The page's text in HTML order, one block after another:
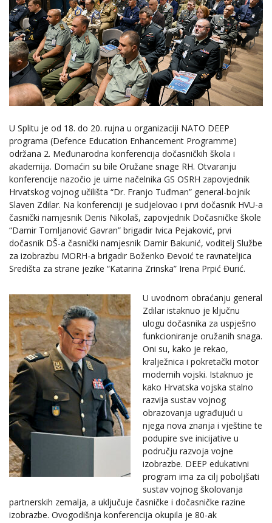
U Splitu je od 18. do 20. rujna u organizaciji NATO DEEP
programa (Defence Education Enhancement Programme)
održana 2. Međunarodna konferencija dočasničkih škola i
akademija. Domaćin su bile Oružane snage RH. Otvaranju
konferencije nazočio je uime načelnika GS OSRH zapovjednik
Hrvatskog vojnog učilišta “Dr. Franjo Tuđman” general-bojnik
Slaven Zdilar. Na konferenciji je sudjelovao i prvi dočasnik HVU-a
časnički namjesnik Denis Nikolaš, zapovjednik Dočasničke škole
“Damir Tomljanović Gavran” brigadir Ivica Pejaković, prvi
dočasnik DŠ-a časnički namjesnik Damir Bakunić, voditelj Službe
za izobrazbu MORH-a brigadir Boženko Đevoić te ravnateljica
Središta za strane jezike “Katarina Zrinska” Irena Prpić Đurić.
U uvodnom obraćanju general
Zdilar istaknuo je ključnu
ulogu dočasnika za uspješno
funkcioniranje oružanih snaga.
Oni su, kako je rekao,
kralježnica i pokretački motor
modernih vojski. Istaknuo je
kako Hrvatska vojska stalno
razvija sustav vojnog
obrazovanja ugrađujući u
njega nova znanja i vještine te
podupire sve inicijative u
području razvoja vojne
izobrazbe. DEEP edukativni
program ima za cilj poboljšati
sustav vojnog školovanja
partnerskih zemalja, a uključuje časničke i dočasničke razine
izobrazbe. Ovogodišnja konferencija okupila je 80-ak